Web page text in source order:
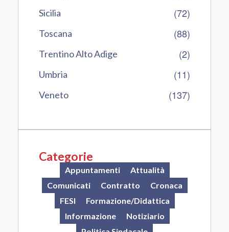
Sicilia (72)
Toscana (88)
Trentino Alto Adige (2)
Umbria (11)
Veneto (137)
Categorie
Appuntamenti
Attualità
Comunicati
Contratto
Cronaca
FESI
Formazione/Didattica
Informazione
Notiziario